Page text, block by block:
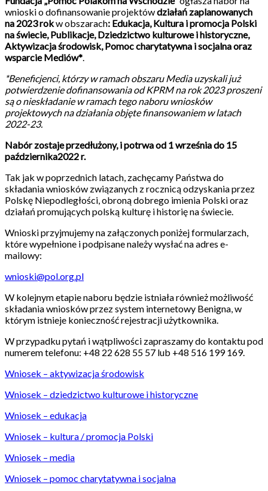
wnioski o dofinansowanie projektówdziałań zaplanowanych
na 2023 rokw obszarach: Edukacja, Kultura i promocja Polski
na świecie, Publikacje, Dziedzictwo kulturowe i historyczne,
Aktywizacja środowisk, Pomoc charytatywna i socjalna oraz
wsparcie Mediów*.
*Beneficjenci, którzy w ramach obszaru Media uzyskali już
potwierdzenie dofinansowania od KPRM na rok 2023 proszeni
są o nieskładanie w ramach tego naboru wniosków
projektowych na działania objęte finansowaniem w latach
2022-23.
Nabór zostaje przedłużony, i potrwa od 1 września do 15
października2022 r.
Tak jak w poprzednich latach, zachęcamy Państwa do
składania wniosków związanych z rocznicą odzyskania przez
Polskę Niepodległości, obroną dobrego imienia Polski oraz
działań promujących polską kulturę i historię na świecie.
Wnioski przyjmujemy na załączonych poniżej formularzach,
które wypełnione i podpisane należy wysłać na adres e-
mailowy:
wnioski@pol.org.pl
W kolejnym etapie naboru będzie istniała również możliwość
składania wniosków przez system internetowy Benigna, w
którym istnieje konieczność rejestracji użytkownika.
W przypadku pytań i wątpliwości zapraszamy do kontaktu pod
numerem telefonu: +48 22 628 55 57 lub +48 516 199 169.
Wniosek – aktywizacja środowisk
Wniosek – dziedzictwo kulturowe i historyczne
Wniosek – edukacja
Wniosek – kultura / promocja Polski
Wniosek – media
Wniosek – pomoc charytatywna i socjalna